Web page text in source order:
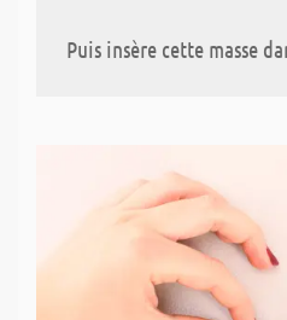
Puis insère cette masse